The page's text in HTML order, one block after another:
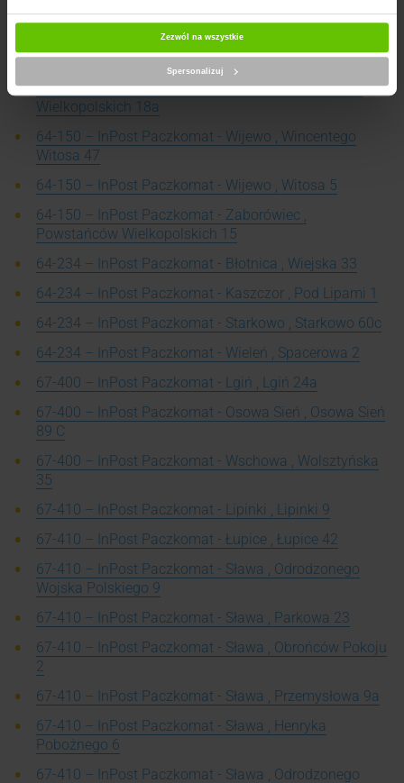
Zezwól na wszystkie
Spersonalizuj
64-140 – InPost Paczkomat - Boszkowo , Dworcowa
14a
64-150 – InPost Paczkomat - Brenno , Jeziorna 6
64-150 – InPost Paczkomat - Brenno , Powstańców
Wielkopolskich 18a
64-150 – InPost Paczkomat - Wijewo , Wincentego
Witosa 47
64-150 – InPost Paczkomat - Wijewo , Witosa 5
64-150 – InPost Paczkomat - Zaborówiec ,
Powstańców Wielkopolskich 15
64-234 – InPost Paczkomat - Błotnica , Wiejska 33
64-234 – InPost Paczkomat - Kaszczor , Pod Lipami 1
64-234 – InPost Paczkomat - Starkowo , Starkowo 60c
64-234 – InPost Paczkomat - Wieleń , Spacerowa 2
67-400 – InPost Paczkomat - Lgiń , Lgiń 24a
67-400 – InPost Paczkomat - Osowa Sień , Osowa Sień
89 C
67-400 – InPost Paczkomat - Wschowa , Wolsztyńska
35
67-410 – InPost Paczkomat - Lipinki , Lipinki 9
67-410 – InPost Paczkomat - Łupice , Łupice 42
67-410 – InPost Paczkomat - Sława , Odrodzonego
Wojska Polskiego 9
67-410 – InPost Paczkomat - Sława , Parkowa 23
67-410 – InPost Paczkomat - Sława , Obrońców Pokoju
2
67-410 – InPost Paczkomat - Sława , Przemysłowa 9a
67-410 – InPost Paczkomat - Sława , Henryka
Pobożnego 6
67-410 – InPost Paczkomat - Sława , Odrodzonego